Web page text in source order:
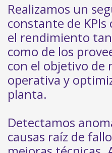
Realizamos un
constante de
el rendimiento
como de los
con el objetivo de
operativa y
planta.
Detectamos
causas raíz de